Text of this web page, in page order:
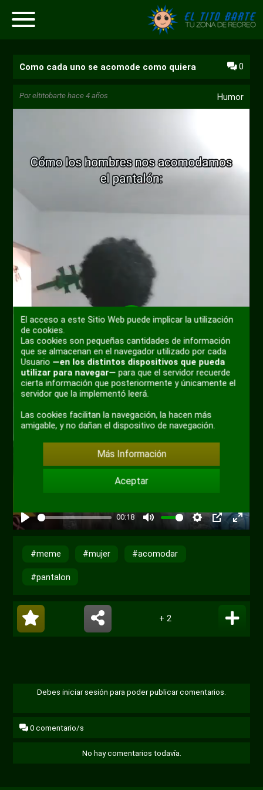
Como cada uno se acomode como quiera 0
Poreltitobarte hace 4 años Humor
Reproducir
00:18
Desactivar Ajustes
PIP
#meme #mujer #acomodar
#pantalon
+ 2
Debes iniciar sesión para poder publicar comentarios.
0 comentario/s
No hay comentarios todavía.
El acceso a este Sitio Web puede implicar la utilización
de cookies.
Las cookies son pequeñas cantidades de información
que se almacenan en el navegador utilizado por cada
Usuario —en los distintos dispositivos que pueda
utilizar para navegar— para que el servidor recuerde
cierta información que posteriormente y únicamente el
servidor que la implementó leerá.
Las cookies facilitan la navegación, la hacen más
amigable, y no dañan el dispositivo de navegación.
Más Información
Aceptar